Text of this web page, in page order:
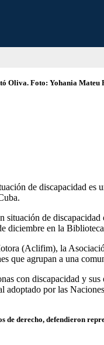
Oliva. Foto: Yohania Mateu
de discapacidad
de
diciembre en la
(Aclifim), la
agrupan a una
con discapacidad y
por las
derecho, defendieron